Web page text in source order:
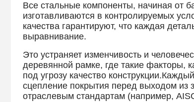
Все стальные компоненты, начиная от
изготавливаются в контролируемых
качества гарантируют, что каждая
выравнивание.
Это устраняет изменчивость и
деревянной рамке, где такие факторы,
под угрозу качество
сцепление покрытия перед выходом из
отраслевым стандартам (например,